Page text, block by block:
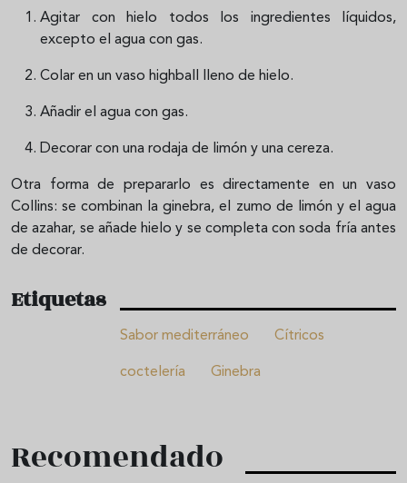
Agitar con hielo todos los ingredientes líquidos,
excepto el agua con gas.
Colar en un vaso highball lleno de hielo.
Añadir el agua con gas.
Decorar con una rodaja de limón y una cereza.
Otra forma de prepararlo es directamente en un vaso
Collins: se combinan la ginebra, el zumo de limón y el agua
de azahar, se añade hielo y se completa con soda fría antes
de decorar.
Etiquetas
Sabor mediterráneo Cítricos
coctelería Ginebra
Recomendado